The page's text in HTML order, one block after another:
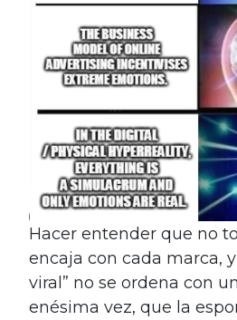
Hacer entender que no
encaja con cada marca,
viral” no se ordena con
enésima vez, que la